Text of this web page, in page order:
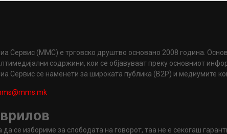
Сервис (ММС) е трговско друштво основано 2008 година.
содржини, кои се објавуваат преку основниот
Сервис се наменети за широката публика (B2P) и медиумите
се избориме за слободата на говорот, таа не е секогаш